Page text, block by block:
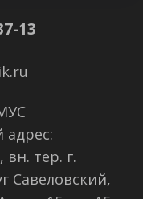
13
вн. тер. г.
Савеловский,